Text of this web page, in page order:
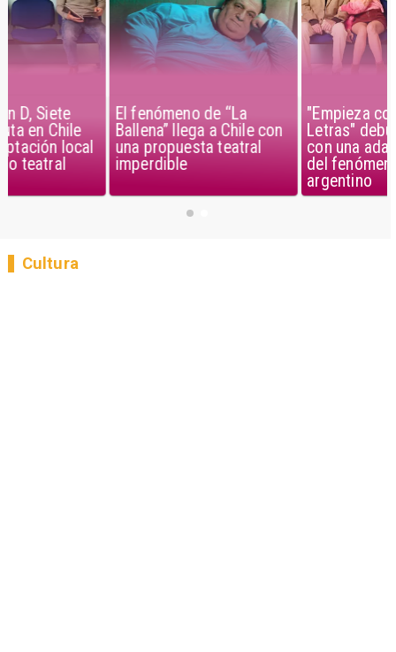
El fenómeno de “La
Ballena” llega a Chile con
una propuesta teatral
imperdible
"Empieza con D, Siete
Letras" debuta en Chile
con una adaptación local
del fenómeno teatral
Cultura